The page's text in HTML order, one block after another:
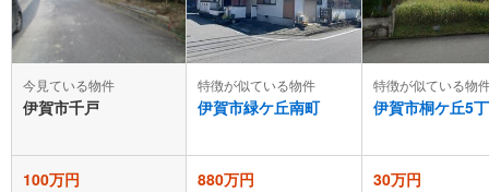
今見ている物件
伊賀市千戸
特徴が似ている物件
伊賀市緑ケ丘南町
特徴が似ている物
伊賀市桐ケ丘5
100万円 880万円 30万円